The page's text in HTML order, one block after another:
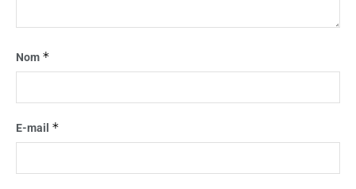
Nom *
E-mail *